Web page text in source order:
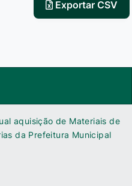
Exportar CSV
aquisição de Materiais de
da Prefeitura Municipal